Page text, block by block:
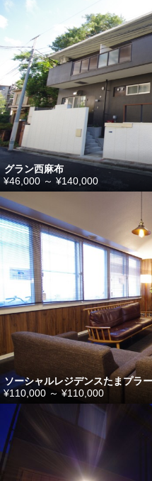
グラン西麻布
¥46,000 ～ ¥140,000
ソーシャルレジデンスたまプラ
¥110,000 ～ ¥110,000